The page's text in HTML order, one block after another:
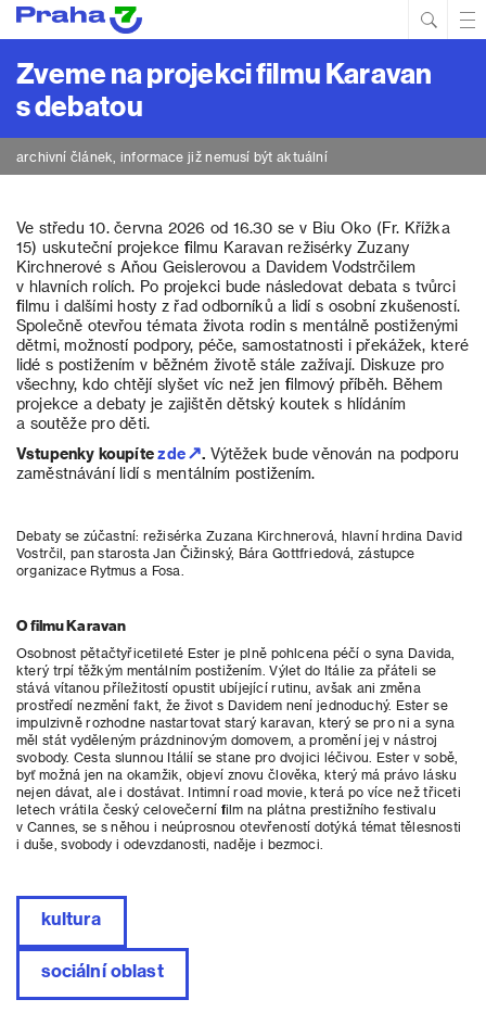
Zveme na projekci filmu Karavan
s debatou
archivní článek, informace již nemusí být aktuální
Ve středu 10. června 2026 od 16.30 se v Biu Oko (Fr. Křížka
15) uskuteční projekce filmu Karavan režisérky Zuzany
Kirchnerové s Aňou Geislerovou a Davidem Vodstrčilem
v hlavních rolích. Po projekci bude následovat debata s tvůrci
filmu i dalšími hosty z řad odborníků a lidí s osobní zkušeností.
Společně otevřou témata života rodin s mentálně postiženými
dětmi, možností podpory, péče, samostatnosti i překážek, které
lidé s postižením v běžném životě stále zažívají. Diskuze pro
všechny, kdo chtějí slyšet víc než jen filmový příběh. Během
projekce a debaty je zajištěn dětský koutek s hlídáním
a soutěže pro děti.
Vstupenky koupítezde . Výtěžek bude věnován na podporu
zaměstnávání lidí s mentálním postižením.
Debaty se zúčastní: režisérka Zuzana Kirchnerová, hlavní hrdina David
Vostrčil, pan starosta Jan Čižinský, Bára Gottfriedová, zástupce
organizace Rytmus a Fosa.
O filmu Karavan
Osobnost pětačtyřicetileté Ester je plně pohlcena péčí o syna Davida,
který trpí těžkým mentálním postižením. Výlet do Itálie za přáteli se
stává vítanou příležitostí opustit ubíjející rutinu, avšak ani změna
prostředí nezmění fakt, že život s Davidem není jednoduchý. Ester se
impulzivně rozhodne nastartovat starý karavan, který se pro ni a syna
měl stát vyděleným prázdninovým domovem, a promění jej v nástroj
svobody. Cesta slunnou Itálií se stane pro dvojici léčivou. Ester v sobě,
byť možná jen na okamžik, objeví znovu člověka, který má právo lásku
nejen dávat, ale i dostávat. Intimní road movie, která po více než třiceti
letech vrátila český celovečerní film na plátna prestižního festivalu
v Cannes, se s něhou i neúprosnou otevřeností dotýká témat tělesnosti
i duše, svobody i odevzdanosti, naděje i bezmoci.
kultura
sociální oblast